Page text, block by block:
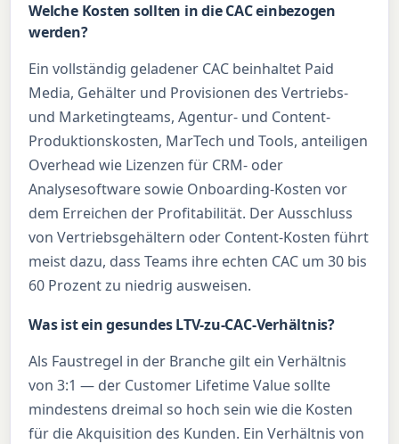
Welche Kosten sollten in die CAC einbezogen
werden?
Ein vollständig geladener CAC beinhaltet Paid
Media, Gehälter und Provisionen des Vertriebs-
und Marketingteams, Agentur- und Content-
Produktionskosten, MarTech und Tools, anteiligen
Overhead wie Lizenzen für CRM- oder
Analysesoftware sowie Onboarding-Kosten vor
dem Erreichen der Profitabilität. Der Ausschluss
von Vertriebsgehältern oder Content-Kosten führt
meist dazu, dass Teams ihre echten CAC um 30 bis
60 Prozent zu niedrig ausweisen.
Was ist ein gesundes LTV-zu-CAC-Verhältnis?
Als Faustregel in der Branche gilt ein Verhältnis
von 3:1 — der Customer Lifetime Value sollte
mindestens dreimal so hoch sein wie die Kosten
für die Akquisition des Kunden. Ein Verhältnis von